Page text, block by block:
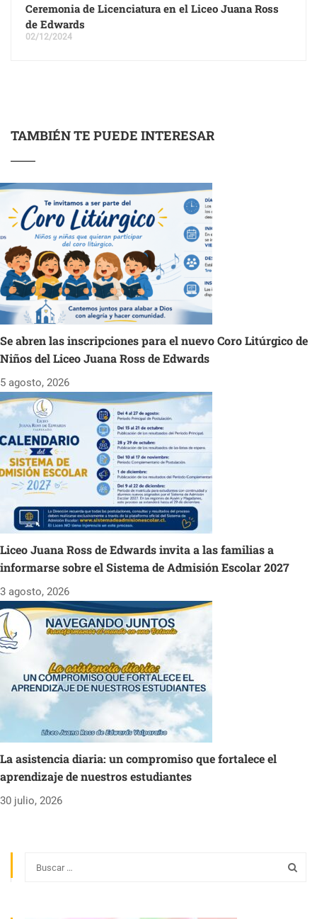
Ceremonia de Licenciatura en el Liceo Juana Ross
de Edwards
02/12/2024
TAMBIÉN TE PUEDE INTERESAR
Se abren las inscripciones para el nuevo Coro Litúrgico de
Niños del Liceo Juana Ross de Edwards
5 agosto, 2026
Liceo Juana Ross de Edwards invita a las familias a
informarse sobre el Sistema de Admisión Escolar 2027
3 agosto, 2026
La asistencia diaria: un compromiso que fortalece el
aprendizaje de nuestros estudiantes
30 julio, 2026